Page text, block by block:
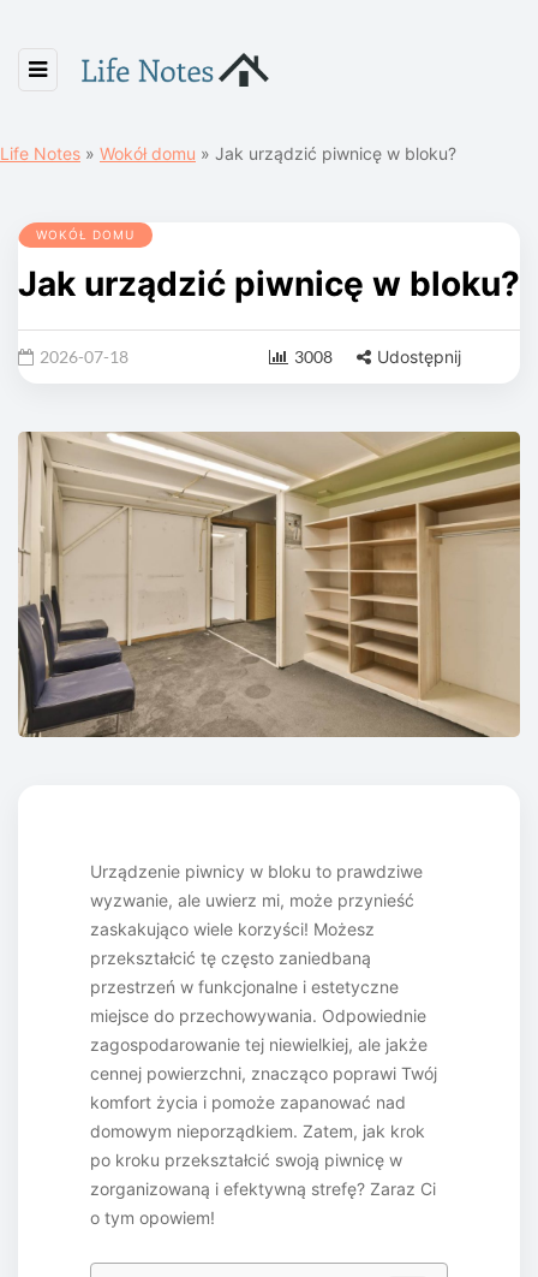
Life Notes » Wokół domu » Jak urządzić piwnicę w bloku?
WOKÓŁ DOMU
Jak urządzić piwnicę w bloku?
2026-07-18 3008 Udostępnij
Urządzenie piwnicy w bloku to prawdziwe
wyzwanie, ale uwierz mi, może przynieść
zaskakująco wiele korzyści! Możesz
przekształcić tę często zaniedbaną
przestrzeń w funkcjonalne i estetyczne
miejsce do przechowywania. Odpowiednie
zagospodarowanie tej niewielkiej, ale jakże
cennej powierzchni, znacząco poprawi Twój
komfort życia i pomoże zapanować nad
domowym nieporządkiem. Zatem, jak krok
po kroku przekształcić swoją piwnicę w
zorganizowaną i efektywną strefę? Zaraz Ci
o tym opowiem!